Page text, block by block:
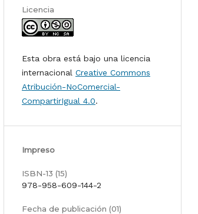
Licencia
Esta obra está bajo una licencia
internacional Creative Commons
Atribución-NoComercial-
CompartirIgual 4.0.
Impreso
ISBN-13 (15)
978-958-609-144-2
Fecha de publicación (01)